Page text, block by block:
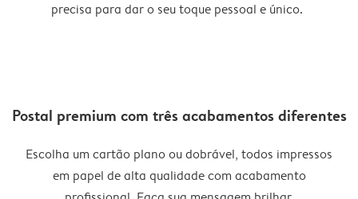
precisa para dar o seu toque pessoal e único.
Postal premium com três acabamentos diferentes
Escolha um cartão plano ou dobrável, todos impressos
em papel de alta qualidade com acabamento